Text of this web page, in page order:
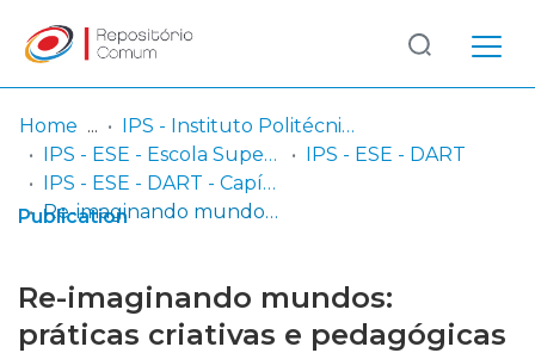
Communities
& Collections
Log
In
(current)
Home
IPS - Instituto Politécnico de Setúbal
IPS - ESE - Escola Superior de Educação
IPS - ESE - DART
IPS - ESE - DART - Capítulos em livros
Re-imaginando mundos: práticas criativas e pedagógicas digitais
Publication
Re-imaginando mundos:
práticas criativas e pedagógicas